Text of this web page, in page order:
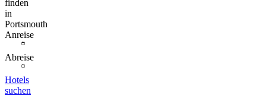
finden
in
Portsmouth
Anreise
Abreise
Hotels
suchen